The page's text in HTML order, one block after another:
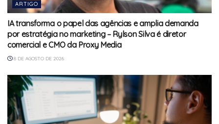
ARTIGO
IA transforma o papel das agências e amplia demanda
por estratégia no marketing – Rylson Silva é diretor
comercial e CMO da Proxy Media
8 DE AGOSTO DE 2026